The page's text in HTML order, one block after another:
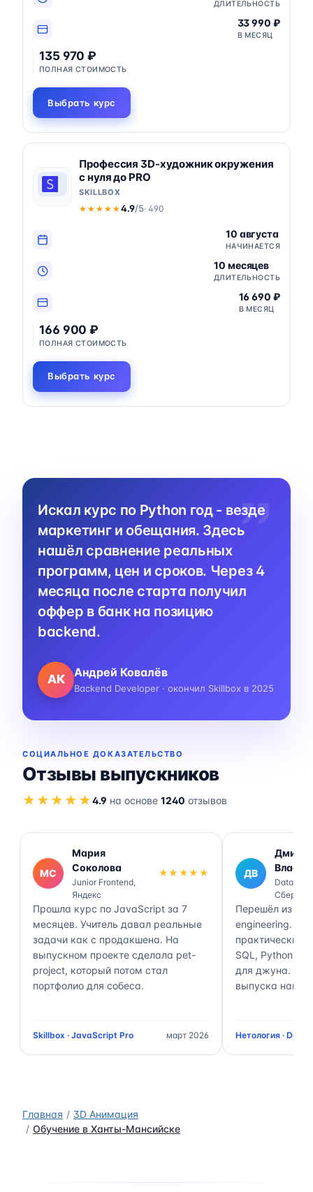
ДЛИТЕЛЬНОСТЬ
33 990 ₽
В МЕСЯЦ
135 970 ₽
ПОЛНАЯ СТОИМОСТЬ
Выбрать курс
Профессия 3D-художник окружения
с нуля до PRO
SKILLBOX
★★★★★
★★★★★4.9/5· 490
10 августа
НАЧИНАЕТСЯ
10 месяцев
ДЛИТЕЛЬНОСТЬ
16 690 ₽
В МЕСЯЦ
166 900 ₽
ПОЛНАЯ СТОИМОСТЬ
Выбрать курс
Искал курс по Python год - везде
маркетинг и обещания. Здесь
нашёл сравнение реальных
программ, цен и сроков. Через 4
месяца после старта получил
оффер в банк на позицию
backend.
АК Андрей Ковалёв
Backend Developer · окончил Skillbox в 2025
СОЦИАЛЬНОЕ ДОКАЗАТЕЛЬСТВО
Отзывы выпускников
★★★★★4.9 на основе 1240 отзывов
МС
Мария
Соколова
Junior Frontend,
Яндекс
★★★★★
Прошла курс по JavaScript за 7
месяцев. Учитель давал реальные
задачи как с продакшена. На
выпускном проекте сделала pet-
project, который потом стал
портфолио для собеса.
Skillbox · JavaScript Pro март 2026
ДВ
Власов
Data
Сбер
Перешёл из
engineering.
практически
SQL, Python,
для джуна.
выпуска нашёл
Нетология · Data
Главная
3D Анимация
Обучение в Ханты-Мансийске